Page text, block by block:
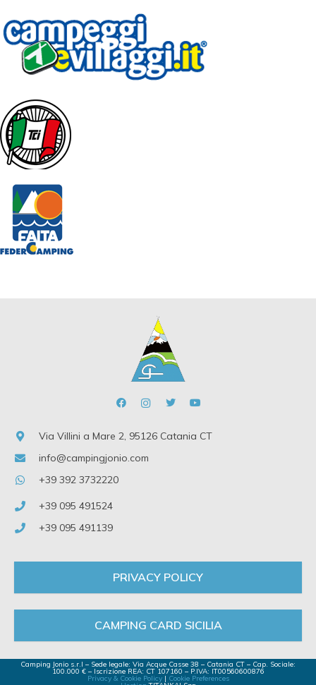
Via Villini a Mare 2, 95126 Catania CT
info@campingjonio.com
+39 392 3732220
+39 095 491524
+39 095 491139
PRIVACY POLICY
CAMPING CARD SICILIA
Camping Jonio s.r.l – Sede legale: Via Acque Casse 38 – Catania CT – Cap. Sociale:
100.000 € – Iscrizione REA: CT 107160 – P.IVA: IT00560600876
Privacy & Cookie Policy| Cookie Preferences